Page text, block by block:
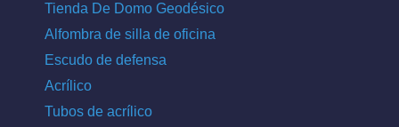
Tienda De Domo Geodésico
Alfombra de silla de oficina
Escudo de defensa
Acrílico
Tubos de acrílico